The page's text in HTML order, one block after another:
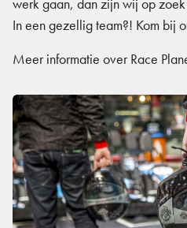
In een gezellig team?! Kom bij
Meer informatie over Race